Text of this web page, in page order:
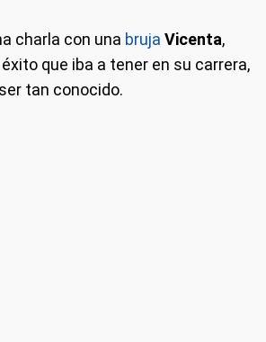
charla con una bruja Vicenta,
que iba a tener en su carrera,
tan conocido.